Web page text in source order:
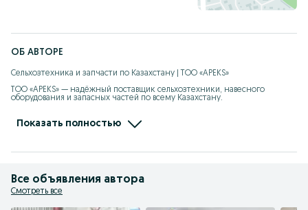
ОБ АВТОРЕ
Сельхозтехника и запчасти по Казахстану | ТОО «APEKS»
ТОО «APEKS» — надёжный поставщик сельхозтехники, навесного
оборудования и запасных частей по всему Казахстану.
Мы — официальные дилеры заводов-производителей, поэтому
стабильные поставки
Что у нас есть:
Показать полностью
Все объявления автора
Смотреть все